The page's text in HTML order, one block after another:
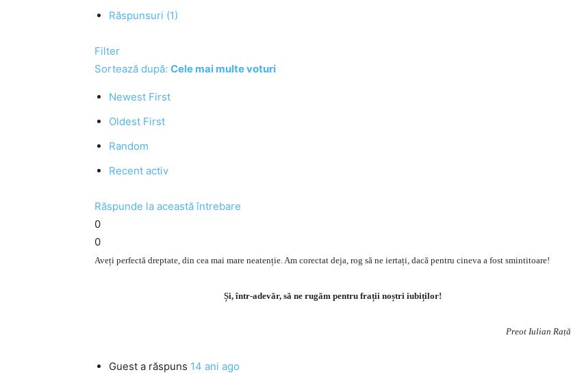
Răspunsuri (1)
Filter
Sortează după: Cele mai multe voturi
Newest First
Oldest First
Random
Recent activ
Răspunde la această întrebare
0
0
Aveți perfectă dreptate, din cea mai mare neatenție. Am corectat deja, rog să ne iertați, dacă pentru cineva a fost smintitoare!
Și, într-adevăr, să ne rugăm pentru frații noștri iubiților!
Preot Iulian Rață
Guest a răspuns 14 ani ago